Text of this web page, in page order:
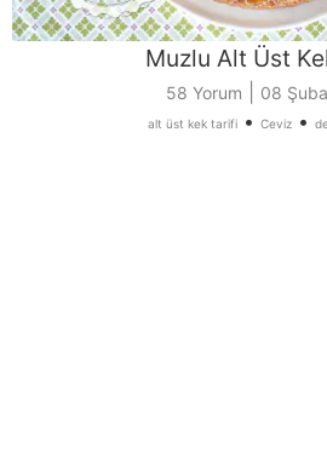
Muzlu Alt Üst
58 Yorum 08
alt üst kek tarifi• Ceviz•